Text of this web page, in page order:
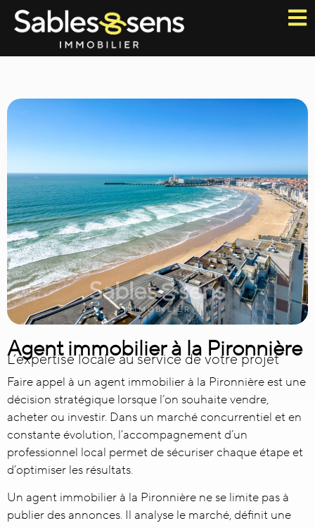
Agent immobilier à la Pironnière
L’expertise locale au service de votre projet
Faire appel à un agent immobilier à la Pironnièreest une
décision stratégique lorsque l’on souhaite vendre,
acheter ou investir. Dans un marché concurrentiel et en
constante évolution, l’accompagnement d’un
professionnel local permet de sécuriser chaque étape et
d’optimiser les résultats.
Un agent immobilier à la Pironnière ne se limite pas à
publier des annonces. Il analyse le marché, définit une